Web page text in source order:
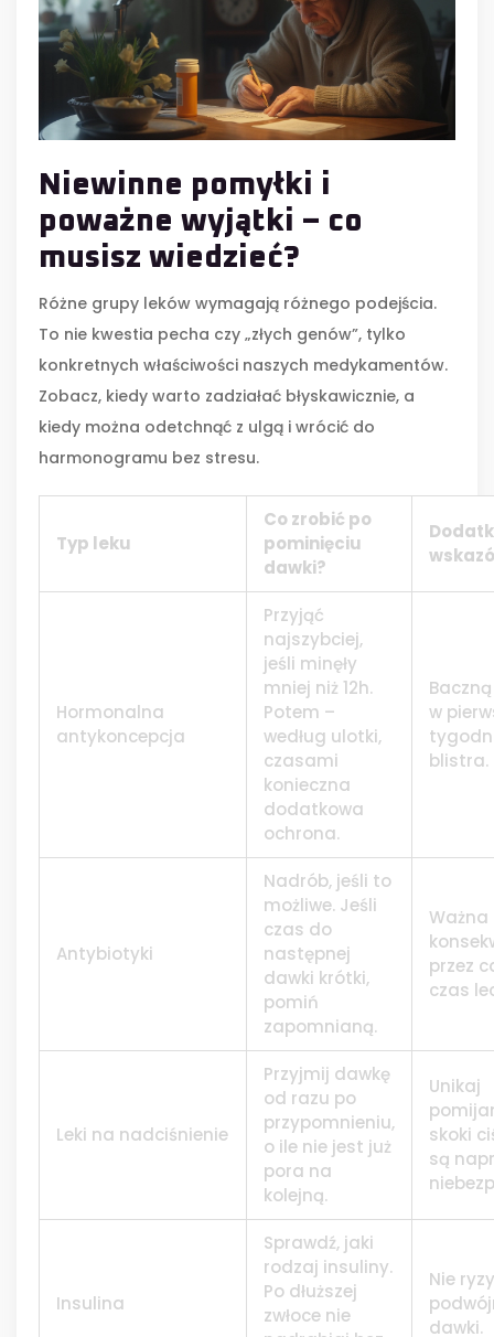
Niewinne pomyłki i
poważne wyjątki – co
musisz wiedzieć?
Różne grupy leków wymagają różnego podejścia.
To nie kwestia pecha czy „złych genów”, tylko
konkretnych właściwości naszych medykamentów.
Zobacz, kiedy warto zadziałać błyskawicznie, a
kiedy można odetchnąć z ulgą i wrócić do
harmonogramu bez stresu.
Typ leku
Co zrobić po
pominięciu
dawki?
Hormonalna
antykoncepcja
Przyjąć
najszybciej,
jeśli minęły
mniej niż 12h.
Potem –
według ulotki,
czasami
konieczna
dodatkowa
ochrona.
w
blistra.
Antybiotyki
Nadrób, jeśli to
możliwe. Jeśli
czas do
następnej
dawki krótki,
pomiń
zapomnianą.
Ważna
przez
czas
Leki na nadciśnienie
Przyjmij dawkę
od razu po
przypomnieniu,
o ile nie jest już
pora na
kolejną.
Unikaj
skoki
są
Insulina
Sprawdź, jaki
rodzaj insuliny.
Po dłuższej
zwłoce nie
Nie
dawki.